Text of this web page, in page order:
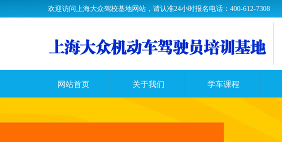
欢迎访问上海大众驾校基地网站，请认准24小时报名电话：400-612-7308
网站首页 关于我们 学车课程